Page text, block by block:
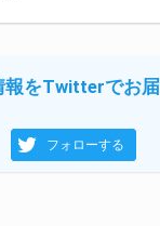
報をTwitterでお届
フォローする